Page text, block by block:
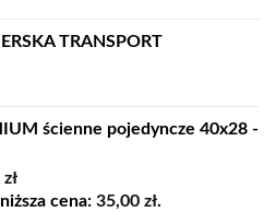
TRANSPORT
ścienne pojedyncze 40x28 -
złAktualna
cenacena: 35,00 zł.